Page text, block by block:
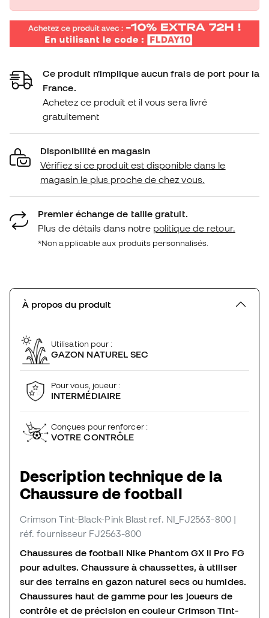
Ce produit n'implique aucun frais de port pour la
France.
Achetez ce produit et il vous sera livré
gratuitement
Disponibilité en magasin
Vérifiez si ce produit est disponible dans le
magasin le plus proche de chez vous.
Premier échange de taille gratuit.
Plus de détails dans notre politique de retour.
*Non applicable aux produits personnalisés.
À propos du produit
Utilisation pour :
GAZON NATUREL SEC
Pour vous, joueur :
INTERMÉDIAIRE
Conçues pour renforcer :
VOTRE CONTRÔLE
Description technique de la
Chaussure de football
Crimson Tint-Black-Pink Blast ref. NI_FJ2563-800 |
réf. fournisseur FJ2563-800
Chaussures de football Nike Phantom GX ll Pro FG
pour adultes. Chaussure à chaussettes, à utiliser
sur des terrains en gazon naturel secs ou humides.
Chaussures haut de gamme pour les joueurs de
contrôle et de précision en couleur Crimson Tint-